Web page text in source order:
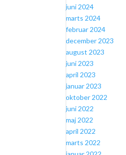
juni 2024
marts 2024
februar 2024
december 2023
august 2023
juni 2023
april 2023
januar 2023
oktober 2022
juni 2022
maj 2022
april 2022
marts 2022